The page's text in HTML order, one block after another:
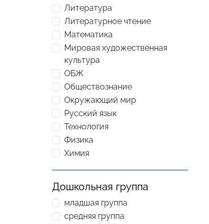
Литература
Литературное чтение
Математика
Мировая художественная
культура
ОБЖ
Обществознание
Окружающий мир
Русский язык
Технология
Физика
Химия
Дошкольная группа
младшая группа
средняя группа